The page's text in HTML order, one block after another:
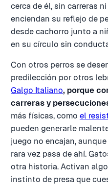
cerca de él, sin carreras
enciendan su reflejo de
desde cachorro junto a
en su círculo sin
Con otros perros se
predilección por otros
Galgo Italiano, porque
carreras y
más físicas, como el
pueden generarle
juego no encajan,
rara vez pasa de ahí.
otra historia. Activan
instinto de presa que